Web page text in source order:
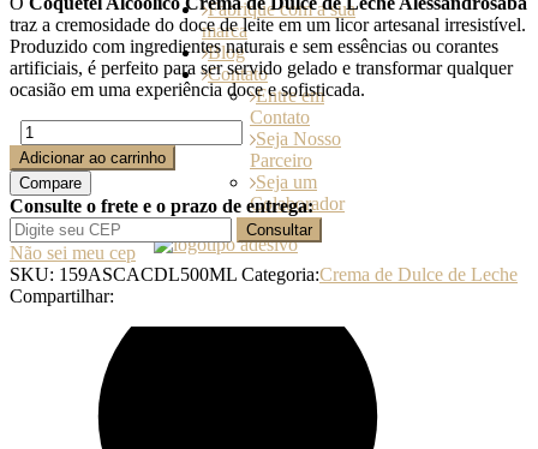
Fabrique com a sua
marca
Blog
Contato
Entre em
Contato
Seja Nosso
Parceiro
Seja um
Colaborador
traz a cremosidade do doce de leite em um licor artesanal irresistível.
Produzido com ingredientes naturais e sem essências ou corantes
artificiais, é perfeito para ser servido gelado e transformar qualquer
ocasião em uma experiência doce e sofisticada.
Coquetel
Alcoólico
Crema
de
Dulce
de
Leche
500
ml
Adicionar ao carrinho
Compare
Consulte o frete e o prazo de entrega:
Consultar
Não sei meu cep
SKU: 159ASCACDL500ML Categoria:Crema de Dulce de Leche
Compartilhar: